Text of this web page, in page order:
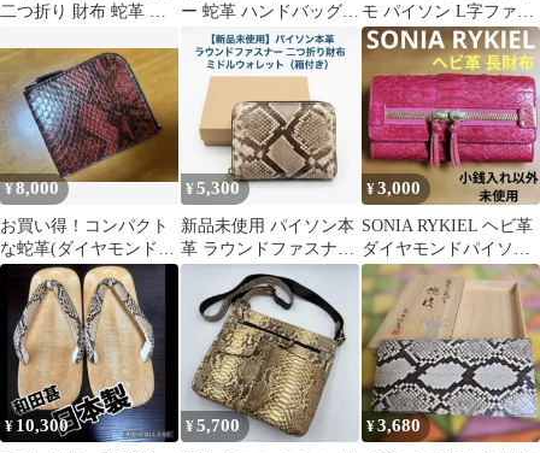
二つ折り 財布 蛇革 ミ
ー 蛇革 ハンドバッグ
ブラウン エキゾチック
レザー カバン
モ パイソン L字ファス
ナー ピンク
¥8,000
お買い得！コンパクト
な蛇革(ダイヤモンドパ
イソン)の財布
¥5,300
新品未使用 パイソン本
革 ラウンドファスナー
二つ折り財布 箱付き
¥3,000
SONIA RYKIEL ヘビ革
ダイヤモンドパイソン
長財布 ソニアリキエル
¥ 10,300 ¥5,700 ¥3,680